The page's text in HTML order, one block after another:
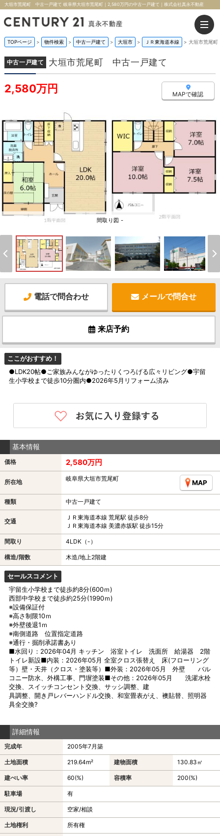
大垣市荒尾町 中古一戸建て 岐阜県大垣市荒尾町｜2,580万円の中古一戸建て｜株式会社真永不動産
TOPページ > 物件検索 > 中古一戸建て > 大垣市 > ＪＲ東海道本線 > 大垣市荒尾
中古一戸建て 大垣市荒尾町 中古一戸建て
2,580万円 MAPで確認
間取り図 -
電話で問合わせ メールで問合せ
来店予約
ここがおすすめ！
●LDK20帖●ご家族みんながゆったりくつろげる広々リビング●宇留
生小学校まで徒歩10分圏内●2026年5月リフォーム済み
基本情報
価格 2,580万円
所在地 岐阜県大垣市荒尾町
MAP
種類 中古一戸建て
交通
ＪＲ東海道本線 荒尾駅 徒歩8分
ＪＲ東海道本線 美濃赤坂駅 徒歩15分
間取り 4LDK（-）
構造/階数 木造/地上2階建
セールスコメント
宇留生小学校まで徒歩約8分(600ｍ)
西部中学校まで徒歩約25分(1990ｍ)
※設備保証付
※高さ制限10ｍ
※外壁後退1ｍ
※南側道路 位置指定道路
※通行・掘削承諾書あり
■水回り：2026年04月 キッチン 浴室トイレ 洗面所 給湯器 2階
トイレ新設■内装：2026年05月 全室クロス張替え 床(フローリング
等）壁・天井（クロス・塗装等）■外装：2026年05月 外壁 バル
コニー防水、外構工事、門塀塗装■その他：2026年05月 洗濯水栓
交換、スイッチコンセント交換、サッシ調整、建
具調整、開き戸レバーハンドル交換、和室畳表がえ、襖貼替、照明器
具全交換?
詳細情報
完成年 2005年7月築
土地面積 219.64m² 建物面積 130.83㎡
建ぺい率 60(%) 容積率 200(%)
駐車場 有
現況/引渡し 空家/相談
土地権利 所有権